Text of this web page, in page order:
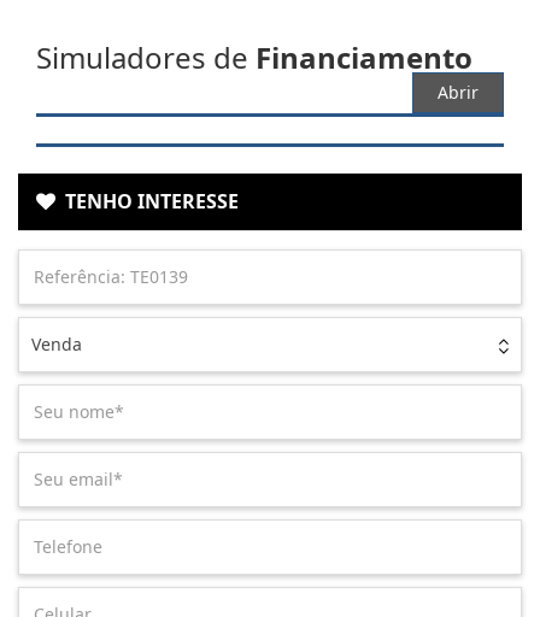
Simuladores de Financiamento
Abrir
TENHO INTERESSE
Venda